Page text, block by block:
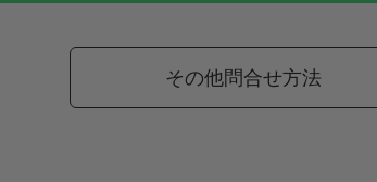
その他問合せ方法